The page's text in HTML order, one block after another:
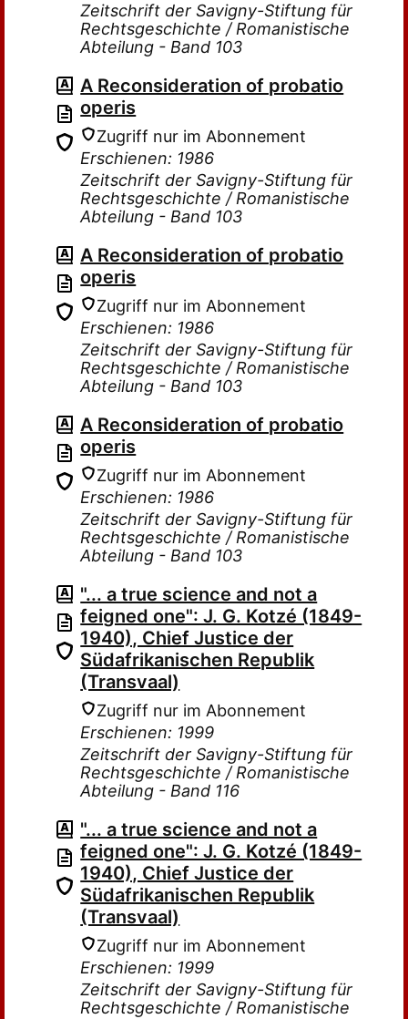
Zeitschrift der Savigny-Stiftung für
Rechtsgeschichte / Romanistische
Abteilung - Band 103
A Reconsideration of probatio
operis
Zugriff nur im Abonnement
Erschienen: 1986
Zeitschrift der Savigny-Stiftung für
Rechtsgeschichte / Romanistische
Abteilung - Band 103
A Reconsideration of probatio
operis
Zugriff nur im Abonnement
Erschienen: 1986
Zeitschrift der Savigny-Stiftung für
Rechtsgeschichte / Romanistische
Abteilung - Band 103
A Reconsideration of probatio
operis
Zugriff nur im Abonnement
Erschienen: 1986
Zeitschrift der Savigny-Stiftung für
Rechtsgeschichte / Romanistische
Abteilung - Band 103
"... a true science and not a
feigned one": J. G. Kotzé (1849-
1940), Chief Justice der
Südafrikanischen Republik
(Transvaal)
Zugriff nur im Abonnement
Erschienen: 1999
Zeitschrift der Savigny-Stiftung für
Rechtsgeschichte / Romanistische
Abteilung - Band 116
"... a true science and not a
feigned one": J. G. Kotzé (1849-
1940), Chief Justice der
Südafrikanischen Republik
(Transvaal)
Zugriff nur im Abonnement
Erschienen: 1999
Zeitschrift der Savigny-Stiftung für
Rechtsgeschichte / Romanistische